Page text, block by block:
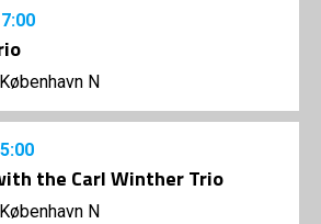
N
the Carl Winther Trio
N